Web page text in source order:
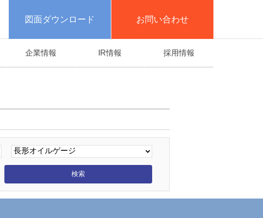
図面ダウンロード お問い合わせ
企業情報 IR情報 採用情報